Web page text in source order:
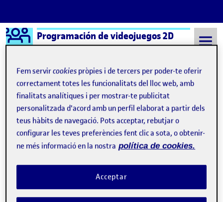
Saltar al contingut
Logo Ágora
Programación de videojuegos 2D
Semestre 20221 - Aula 1 28 Octubre, 2022
28 Octubre, 2022
Un juego de aventuras
Publicat per
Daniel Trigueros Orozco
Data de publicació
-comentariel Un juego de aventuras
Aquí puede verse el funcionamiento del juego PEC 1 - Un juego de
Fem servircookies pròpies i de tercers per poder-te oferir
correctament totes les funcionalitats del lloc web, amb
finalitats analítiques i per mostrar-te publicitat
personalitzada d'acord amb un perfil elaborat a partir dels
teus hàbits de navegació. Pots acceptar, rebutjar o
configurar les teves preferències fent clic a sota, o obtenir-
ne més informació en la nostra política de cookies.
Acceptar